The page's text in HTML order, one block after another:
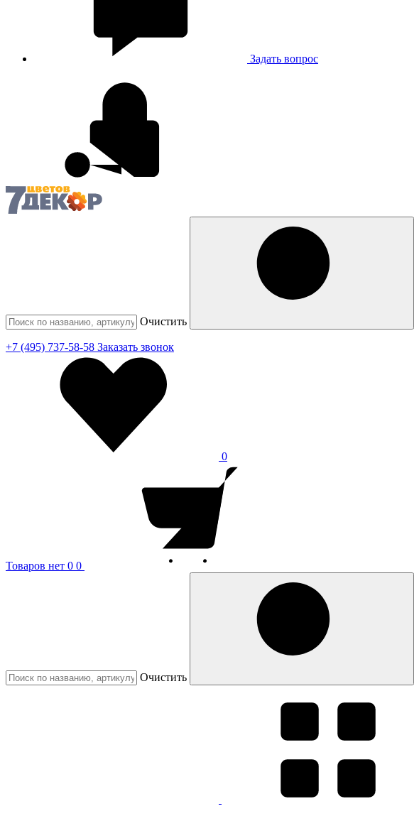
Задать вопрос
Очистить
+7 (495) 737-58-58 Заказать звонок
0
Товаров нет 0 0
Очистить